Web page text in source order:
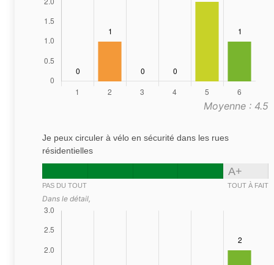
Moyenne : 4.5
Je peux circuler à vélo en sécurité dans les rues
résidentielles
A+
PAS DU TOUT TOUT À FAIT
Dans le détail,